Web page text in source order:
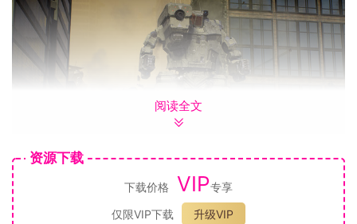
阅读全文
资源下载
下载价格 VIP专享
仅限VIP下载
升级VIP